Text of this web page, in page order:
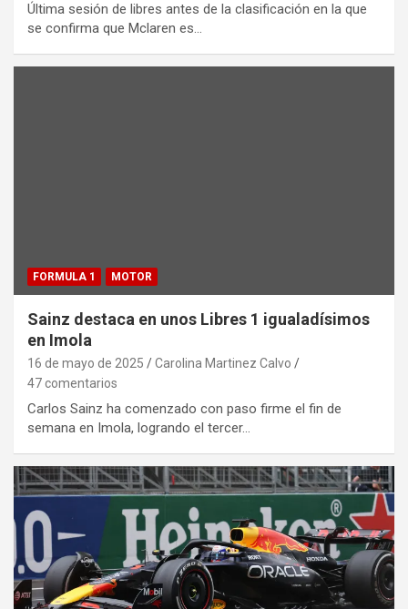
Última sesión de libres antes de la clasificación en la que
se confirma que Mclaren es…
FORMULA 1 MOTOR
Sainz destaca en unos Libres 1 igualadísimos
en Imola
16 de mayo de 2025
Carolina Martinez Calvo
47 comentarios
Carlos Sainz ha comenzado con paso firme el fin de
semana en Imola, logrando el tercer…